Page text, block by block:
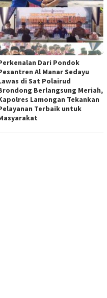
Dari Pondok
Al Manar Sedayu
di Sat Polairud
Berlangsung Meriah,
Lamongan Tekankan
Terbaik untuk